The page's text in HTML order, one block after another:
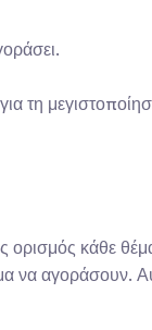
τη
κάθε
να αγοράσουν.